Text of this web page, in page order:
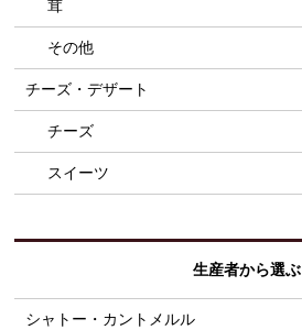
茸
その他
チーズ・デザート
チーズ
スイーツ
生産者から選ぶ
シャトー・カントメルル